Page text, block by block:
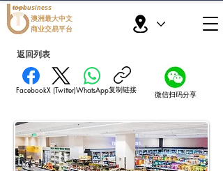
topbusiness
澳洲最大中文
商业交易平台
返回列表
微信扫码分享
FacebookX (Twitter)WhatsApp复制链接